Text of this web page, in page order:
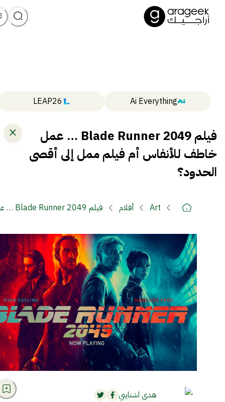
Ai Everything
LEAP26
فيلم Blade Runner 2049 … عمل
خاطف للأنفاس أم فيلم ممل إلى أقصى
الحدود؟
Art أفلام فيلم Blade Runner 2049 … عمل خاطف للأنفاس أم فيلم ممل إلى أقصى الحدود؟
هدى اشنايبي